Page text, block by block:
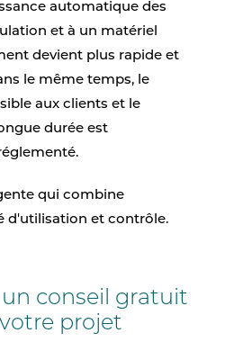
automatique des
et à un matériel
devient plus rapide et
le même temps, le
aux clients et le
durée est
qui combine
d'utilisation et contrôle.
conseil gratuit
projet